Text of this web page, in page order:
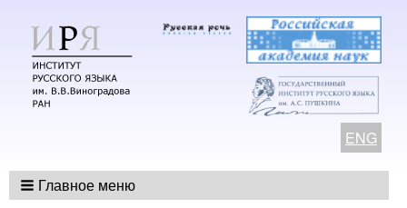
ENG
Главное меню